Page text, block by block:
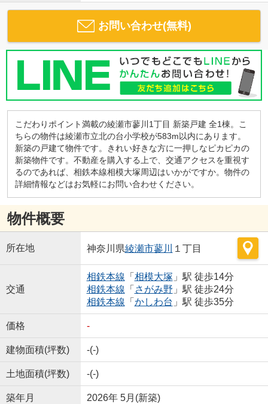
お問い合わせ(無料)
こだわりポイント満載の綾瀬市蓼川1丁目 新築戸建 全1棟。こ
ちらの物件は綾瀬市立北の台小学校が583m以内にあります。
新築の戸建て物件です。きれい好きな方に一押しなピカピカの
新築物件です。不動産を購入する上で、交通アクセスを重視す
るのであれば、相鉄本線相模大塚周辺はいかがですか。物件の
詳細情報などはお気軽にお問い合わせください。
物件概要
所在地 神奈川県綾瀬市蓼川 １丁目
交通
相鉄本線 「 相模大塚 」駅 徒歩14分
相鉄本線 「 さがみ野 」駅 徒歩24分
相鉄本線 「 かしわ台 」駅 徒歩35分
価格 -
建物面積(坪数) -(-)
土地面積(坪数) -(-)
築年月 2026年 5月(新築)